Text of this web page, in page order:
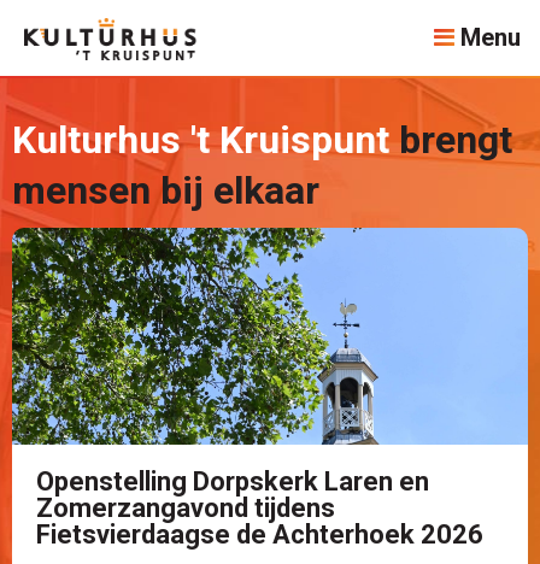
Menu
Kulturhus 't Kruispuntbrengt
mensen bij elkaar
Openstelling Dorpskerk Laren en
Zomerzangavond tijdens
Fietsvierdaagse de Achterhoek 2026